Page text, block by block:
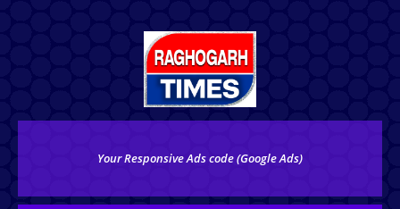
Your Responsive Ads code (Google Ads)